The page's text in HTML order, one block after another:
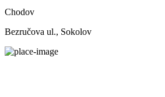
Chodov
Bezručova ul., Sokolov